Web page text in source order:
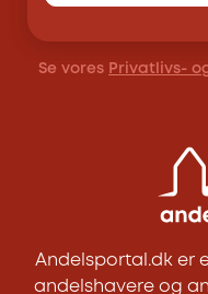
Se vores Privatlivs-
Andelsportal.dk er
andelshavere og